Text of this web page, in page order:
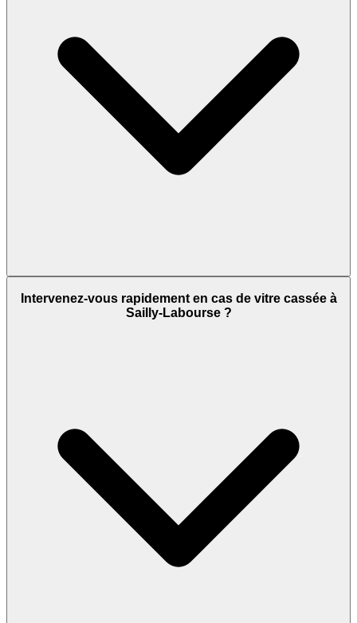
Intervenez-vous rapidement en cas de vitre cassée à
Sailly-Labourse ?